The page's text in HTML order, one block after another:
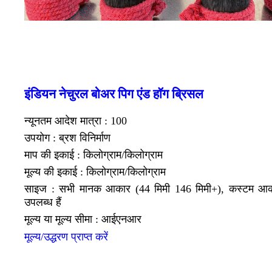
इंडियन नेचुरल बोअर पिग एंड हॉग ब्रिसल
न्यूनतम आदेश मात्रा : 100
उपयोग : ब्रश विनिर्माण
माप की इकाई : किलोग्राम/किलोग्राम
मूल्य की इकाई : किलोग्राम/किलोग्राम
साइज : सभी मानक आकार (44 मिमी 146 मिमी+), कस्टम
उपलब्ध हैं
मूल्य या मूल्य सीमा : आईएनआर
मूल्य/उद्धरण प्राप्त करें